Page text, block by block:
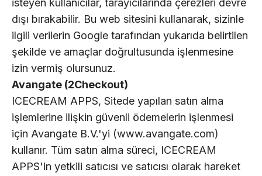
isteyen kullanıcılar, tarayıcılarında çerezleri devre
dışı bırakabilir. Bu web sitesini kullanarak, sizinle
ilgili verilerin Google tarafından yukarıda belirtilen
şekilde ve amaçlar doğrultusunda işlenmesine
izin vermiş olursunuz.
Avangate (2Checkout)
ICECREAM APPS, Sitede yapılan satın alma
işlemlerine ilişkin güvenli ödemelerin işlenmesi
için Avangate B.V.'yi (www.avangate.com)
kullanır. Tüm satın alma süreci, ICECREAM
APPS'in yetkili satıcısı ve satıcısı olarak hareket